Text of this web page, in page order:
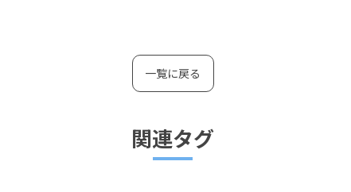
一覧に戻る
関連タグ